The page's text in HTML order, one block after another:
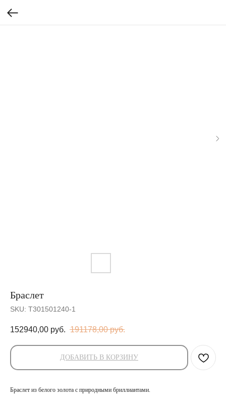
Браслет
SKU: Т301501240-1
152940,00 руб. 191178,00 руб.
ДОБАВИТЬ В КОРЗИНУ
Браслет из белого золота с природными бриллиантами.